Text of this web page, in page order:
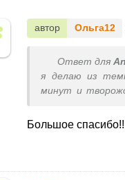
автор Ольга12
Ответ для
я делаю из
минут и
Большое